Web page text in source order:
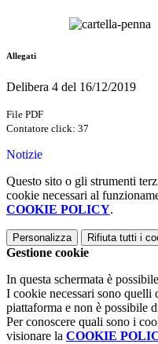
Allegati
Delibera 4 del 16/12/2019
File PDF
Contatore click: 37
Notizie
Questo sito o gli strumenti
cookie necessari al
COOKIE POLICY.
Personalizza Rifiuta tutti i
Gestione cookie
In questa schermata è
I cookie necessari sono quelli
piattaforma e non è possibile
Per conoscere quali sono i
visionare la COOKIE